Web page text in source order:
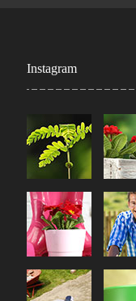
Instagram